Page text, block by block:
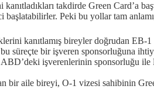
takdirde Green Card’a
Peki bu yollar tam
kanıtlamış bireyler doğrudan EB-1
süreçte bir işveren sponsorluğuna
işverenlerinin sponsorluğu ile
bir aile bireyi, O-1 vizesi sahibinin